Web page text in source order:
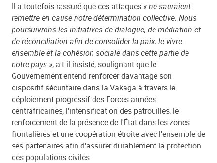
Il a toutefois rassuré que ces attaques« ne sauraient
remettre en cause notre détermination collective. Nous
poursuivrons les initiatives de dialogue, de médiation et
de réconciliation afin de consolider la paix, le vivre-
ensemble et la cohésion sociale dans cette partie de
notre pays », a-t-il insisté, soulignant que le
Gouvernement entend renforcer davantage son
dispositif sécuritaire dans la Vakaga à travers le
déploiement progressif des Forces armées
centrafricaines, l'intensification des patrouilles, le
renforcement de la présence de l'État dans les zones
frontalières et une coopération étroite avec l'ensemble de
ses partenaires afin d'assurer durablement la protection
des populations civiles.